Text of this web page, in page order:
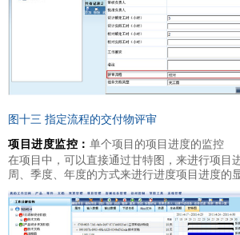
图十三 指定流程的交付物评审
项目进度监控： 单个项目的项目进度的监控
在项目中，可以直接通过甘特图，来进行项目
周、季度、年度的方式来进行进度项目进度的